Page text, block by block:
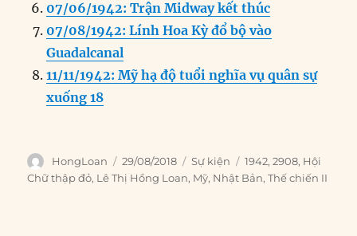
07/06/1942: Trận Midway kết thúc
07/08/1942: Lính Hoa Kỳ đổ bộ vào
Guadalcanal
11/11/1942: Mỹ hạ độ tuổi nghĩa vụ quân sự
xuống 18
Author
HongLoan
Posted
on
29/08/2018 Categories
Sự kiện Tags
1942,2908, Hội
Chữ thập đỏ, Lê Thị Hồng Loan, Mỹ, Nhật Bản,Thế chiến II